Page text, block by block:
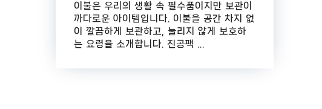
이불은 우리의 생활 속 필수품이지만 보관이
까다로운 아이템입니다. 이불을 공간 차지 없
이 깔끔하게 보관하고, 눌리지 않게 보호하
는 요령을 소개합니다. 진공팩 ...